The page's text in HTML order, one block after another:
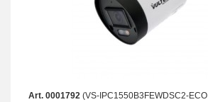
Art. 0001792 (VS-IPC1550B3FEWDSC2-